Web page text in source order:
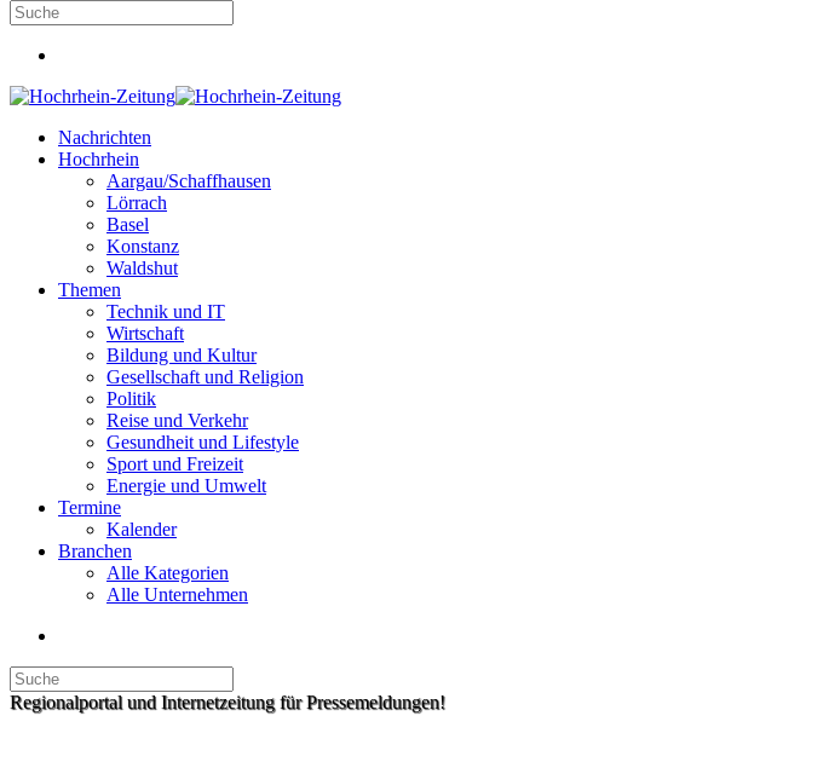
Nachrichten
Hochrhein
Aargau/Schaffhausen
Lörrach
Basel
Konstanz
Waldshut
Themen
Technik und IT
Wirtschaft
Bildung und Kultur
Gesellschaft und Religion
Politik
Reise und Verkehr
Gesundheit und Lifestyle
Sport und Freizeit
Energie und Umwelt
Termine
Kalender
Branchen
Alle Kategorien
Alle Unternehmen
Regionalportal und Internetzeitung für Pressemeldungen!